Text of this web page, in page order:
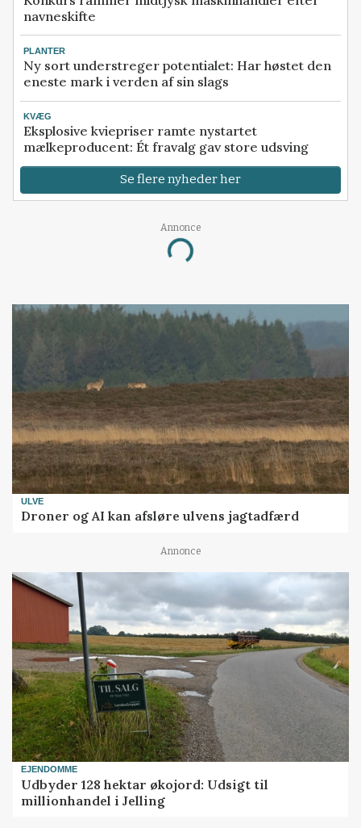
navneskifte
PLANTER
Ny sort understreger potentialet: Har høstet den
eneste mark i verden af sin slags
KVÆG
Eksplosive kviepriser ramte nystartet
mælkeproducent: Ét fravalg gav store udsving
Se flere nyheder her
Annonce
Loading...
ULVE
Droner og AI kan afsløre ulvens jagtadfærd
Annonce
EJENDOMME
Udbyder 128 hektar økojord: Udsigt til
millionhandel i Jelling